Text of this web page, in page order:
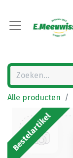
Alle producten
Bestelartikel